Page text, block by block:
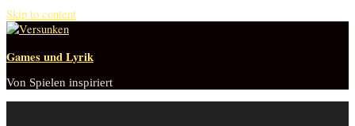
Skip to content
Games und Lyrik
Von Spielen inspiriert